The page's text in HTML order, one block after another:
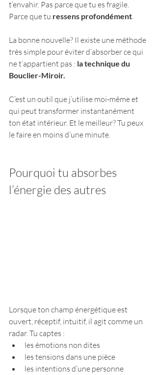
t’envahir. Pas parce que tu es fragile.
Parce que tu ressens profondément.
La bonne nouvelle? Il existe une méthode
très simple pour éviter d’absorber ce qui
ne t’appartient pas : la technique du
Bouclier-Miroir.
C’est un outil que j’utilise moi-même et
qui peut transformer instantanément
ton état intérieur. Et le meilleur? Tu peux
le faire en moins d’une minute.
Pourquoi tu absorbes
l’énergie des autres
Lorsque ton champ énergétique est
ouvert, réceptif, intuitif, il agit comme un
radar. Tu captes :
les émotions non dites
les tensions dans une pièce
les intentions d’une personne